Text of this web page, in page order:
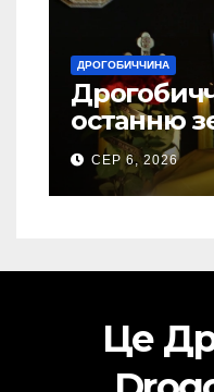
ДРОГОБИЧЧИНА
останню
свого
Торського
СЕР 6, 2026
Це